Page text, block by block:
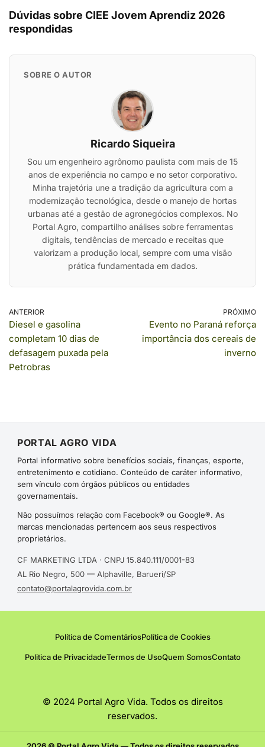
Dúvidas sobre CIEE Jovem Aprendiz 2026
respondidas
SOBRE O AUTOR
Ricardo Siqueira
Sou um engenheiro agrônomo paulista com mais de 15
anos de experiência no campo e no setor corporativo.
Minha trajetória une a tradição da agricultura com a
modernização tecnológica, desde o manejo de hortas
urbanas até a gestão de agronegócios complexos. No
Portal Agro, compartilho análises sobre ferramentas
digitais, tendências de mercado e receitas que
valorizam a produção local, sempre com uma visão
prática fundamentada em dados.
ANTERIOR
Diesel e gasolina
completam 10 dias de
defasagem puxada pela
Petrobras
PRÓXIMO
Evento no Paraná reforça
importância dos cereais de
inverno
PORTAL AGRO VIDA
Portal informativo sobre benefícios sociais, finanças, esporte,
entretenimento e cotidiano. Conteúdo de caráter informativo,
sem vínculo com órgãos públicos ou entidades
governamentais.
Não possuímos relação com Facebook® ou Google®. As
marcas mencionadas pertencem aos seus respectivos
proprietários.
CF MARKETING LTDA · CNPJ 15.840.111/0001-83
AL Rio Negro, 500 — Alphaville, Barueri/SP
contato@portalagrovida.com.br
Política de ComentáriosPolítica de Cookies
Politica de PrivacidadeTermos de UsoQuem SomosContato
© 2024 Portal Agro Vida. Todos os direitos
reservados.